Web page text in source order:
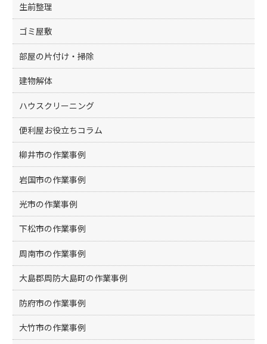
生前整理
ゴミ屋敷
部屋の片付け・掃除
建物解体
ハウスクリーニング
便利屋お役立ちコラム
柳井市の作業事例
岩国市の作業事例
光市の作業事例
下松市の作業事例
周南市の作業事例
大島郡周防大島町の作業事例
防府市の作業事例
大竹市の作業事例